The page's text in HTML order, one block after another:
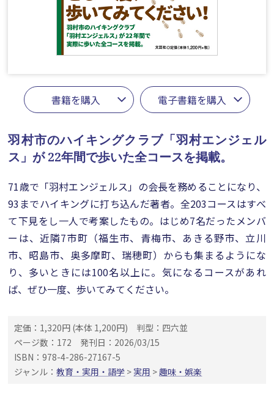
書籍を購入 電子書籍を購入
羽村市のハイキングクラブ「羽村エンジェル
ス」が22年間で歩いた全コースを掲載。
71歳で「羽村エンジェルス」の会長を務めることになり、
93までハイキングに打ち込んだ著者。全203コースはすべ
て下見をし一人で考案したもの。はじめ7名だったメンバ
ーは、近隣7市町（福生市、青梅市、あきる野市、立川
市、昭島市、奥多摩町、瑞穂町）からも集まるようにな
り、多いときには100名以上に。気になるコースがあれ
ば、ぜひ一度、歩いてみてください。
定価：1,320円 (本体 1,200円)
判型：四六並
ページ数：172
発刊日：2026/03/15
ISBN：978-4-286-27167-5
ジャンル：教育・実用・語学 > 実用 >趣味・娯楽